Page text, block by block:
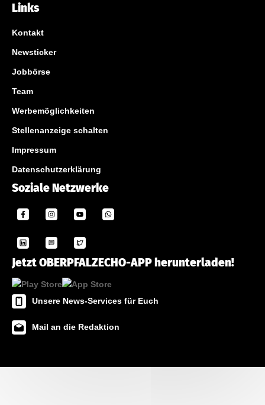
Links
Kontakt
Newsticker
Jobbörse
Team
Werbemöglichkeiten
Stellenanzeige schalten
Impressum
Datenschutzerklärung
Soziale Netzwerke
Jetzt OBERPFALZECHO-APP herunterladen!
Unsere News-Services für Euch
Mail an die Redaktion